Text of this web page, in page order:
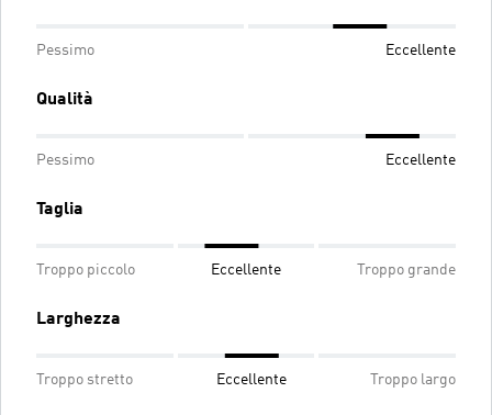
Pessimo Eccellente
Qualità
Pessimo Eccellente
Taglia
Troppo piccolo Eccellente Troppo grande
Larghezza
Troppo stretto Eccellente Troppo largo